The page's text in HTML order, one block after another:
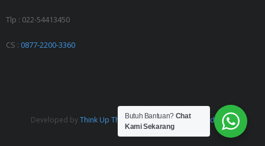
Tlp : 022-54413450
CS : 0877-2200-3360
Developed byThink Up Themes Ltd. Powered by WordPress.
Butuh Bantuan? Chat
Kami Sekarang